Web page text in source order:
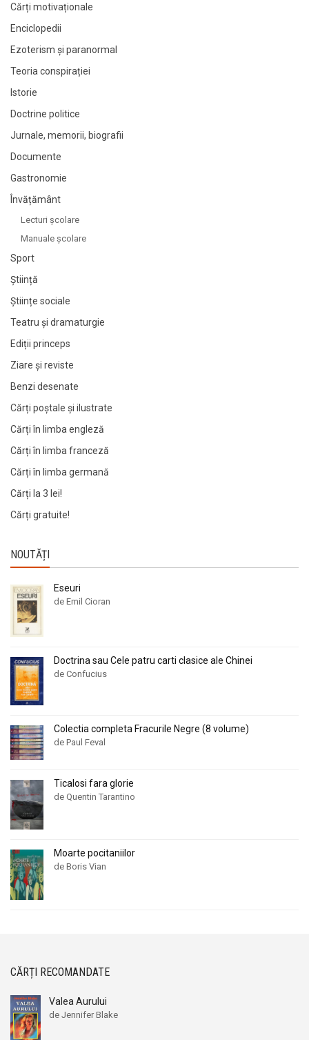
Cărți motivaționale
Enciclopedii
Ezoterism și paranormal
Teoria conspirației
Istorie
Doctrine politice
Jurnale, memorii, biografii
Documente
Gastronomie
Învățământ
Lecturi şcolare
Manuale şcolare
Sport
Știință
Științe sociale
Teatru și dramaturgie
Ediții princeps
Ziare şi reviste
Benzi desenate
Cărți poștale și ilustrate
Cărți în limba engleză
Cărți în limba franceză
Cărți în limba germană
Cărți la 3 lei!
Cărți gratuite!
NOUTĂȚI
Eseuri
de Emil Cioran
Doctrina sau Cele patru carti clasice ale Chinei
de Confucius
Colectia completa Fracurile Negre (8 volume)
de Paul Feval
Ticalosi fara glorie
de Quentin Tarantino
Moarte pocitaniilor
de Boris Vian
CĂRȚI RECOMANDATE
Valea Aurului
de Jennifer Blake